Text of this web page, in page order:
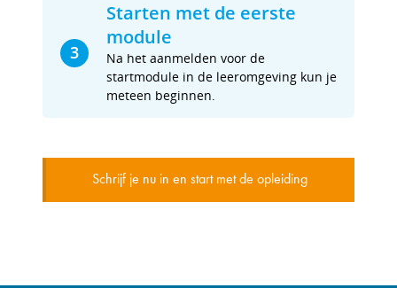
3
Starten met de eerste
module
Na het aanmelden voor de
startmodule in de leeromgeving kun je
meteen beginnen.
Schrijf je nu in en start met de opleiding